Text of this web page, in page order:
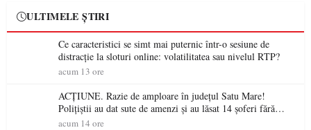
ULTIMELE ȘTIRI
Ce caracteristici se simt mai puternic într-o sesiune de
distracție la sloturi online: volatilitatea sau nivelul RTP?
acum 13 ore
ACȚIUNE. Razie de amploare în județul Satu Mare!
Polițiștii au dat sute de amenzi și au lăsat 14 șoferi fără
permis într-o singură zi
acum 14 ore